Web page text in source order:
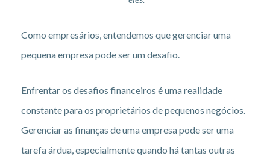
Como empresários, entendemos que gerenciar uma
pequena empresa pode ser um desafio.
Enfrentar os desafios financeiros é uma realidade
constante para os proprietários de pequenos negócios.
Gerenciar as finanças de uma empresa pode ser uma
tarefa árdua, especialmente quando há tantas outras